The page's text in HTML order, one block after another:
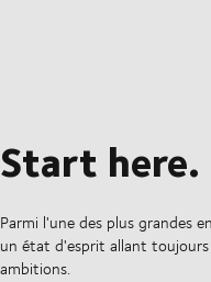
Start here.
Parmi l'une des plus grandes
un état d'esprit allant
ambitions.